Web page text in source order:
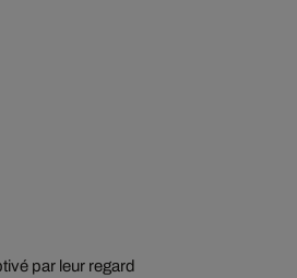
par leur regard